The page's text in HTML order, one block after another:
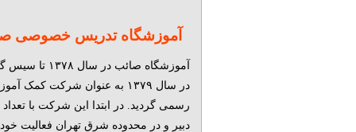
آموزشگاه تدریس خصوصی
آموزشگاه صائب در سال
در سال ۱۳۷۹ به عنوان شرکت کمک
رسمی گردید. در ابتدا این شرکت با
دبیر و در محدوده شرق تهران فعالیت